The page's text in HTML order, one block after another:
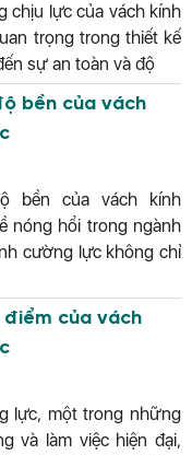
chịu lực của vách kính
trọng trong thiết kế
sự an toàn và độ
bền của vách
bền của vách kính
nóng hổi trong ngành
cường lực không chỉ
điểm của vách
lực, một trong những
và làm việc hiện đại,